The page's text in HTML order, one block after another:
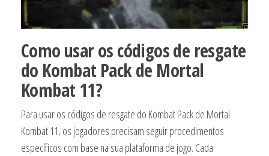
Como usar os códigos de resgate
do Kombat Pack de Mortal
Kombat 11?
Para usar os códigos de resgate do Kombat Pack de Mortal
Kombat 11, os jogadores precisam seguir procedimentos
específicos com base na sua plataforma de jogo. Cada